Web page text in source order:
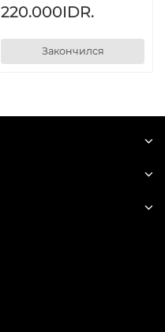
220.000IDR.
Закончился